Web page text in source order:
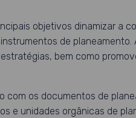
objetivos dinamizar a
de planeamento.
bem como
os documentos de
e unidades orgânicas de